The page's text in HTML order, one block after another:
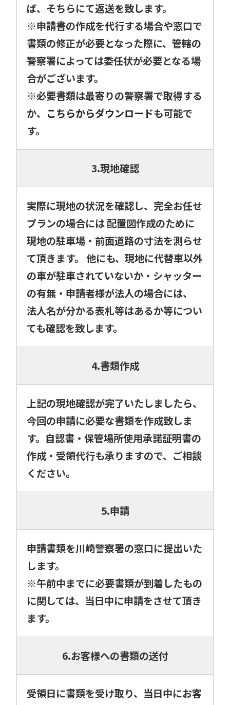
ば、そちらにて返送を致します。
※申請書の作成を代行する場合や窓口で
書類の修正が必要となった際に、管轄の
警察署によっては委任状が必要となる場
合がございます。
※必要書類は最寄りの警察署で取得する
か、 こちらからダウンロードも可能で
す。
3.現地確認
実際に現地の状況を確認し、完全お任せ
プランの場合には 配置図作成のために
現地の駐車場・前面道路の寸法を測らせ
て頂きます。 他にも、現地に代替車以外
の車が駐車されていないか・シャッター
の有無・申請者様が法人の場合には、
法人名が分かる表札等はあるか等につい
ても確認を致します。
4.書類作成
上記の現地確認が完了いたしましたら、
今回の申請に必要な書類を作成致しま
す。自認書・保管場所使用承諾証明書の
作成・受領代行も承りますので、ご相談
ください。
5.申請
申請書類を川崎警察署の窓口に提出いた
します。
※午前中までに必要書類が到着したもの
に関しては、当日中に申請をさせて頂き
ます。
6.お客様への書類の送付
受領日に書類を受け取り、当日中にお客